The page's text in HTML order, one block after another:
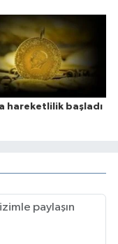
hareketlilik başladı